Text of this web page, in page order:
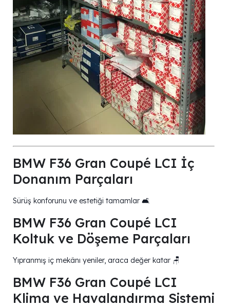
BMW F36 Gran Coupé LCI İç
Donanım Parçaları
Sürüş konforunu ve estetiği tamamlar 🛋️
BMW F36 Gran Coupé LCI
Koltuk ve Döşeme Parçaları
Yıpranmış iç mekânı yeniler, araca değer katar 🪑
BMW F36 Gran Coupé LCI
Klima ve Havalandırma Sistemi